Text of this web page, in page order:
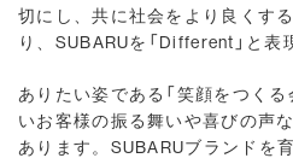
切にし、共に社会をより良くす
り、SUBARUを「Different」と表
ありたい姿である「笑顔をつく
いお客様の振る舞いや喜びの声
あります。SUBARUブランドを